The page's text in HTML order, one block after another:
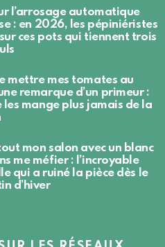
l’arrosage automatique
: en 2026, les pépiniéristes
ces pots qui tiennent trois
mettre mes tomates au
remarque d’un primeur :
les mange plus jamais de la
mon salon avec un blanc
me méfier : l’incroyable
qui a ruiné la pièce dès le
d’hiver